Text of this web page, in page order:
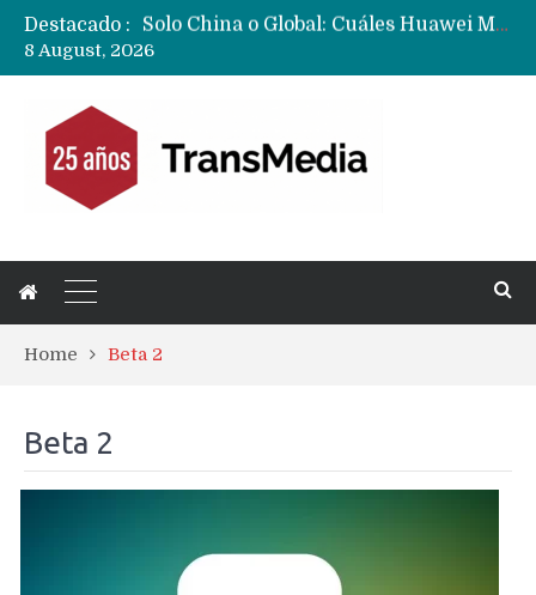
Destacado :
Data Centers de Huawei en Chile, México, Brasil,Perú y Argentina podrían verse afectados por arremetida de EE.UU
8 August, 2026
Home Beta 2
Beta 2